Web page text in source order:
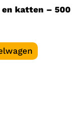
en katten – 500